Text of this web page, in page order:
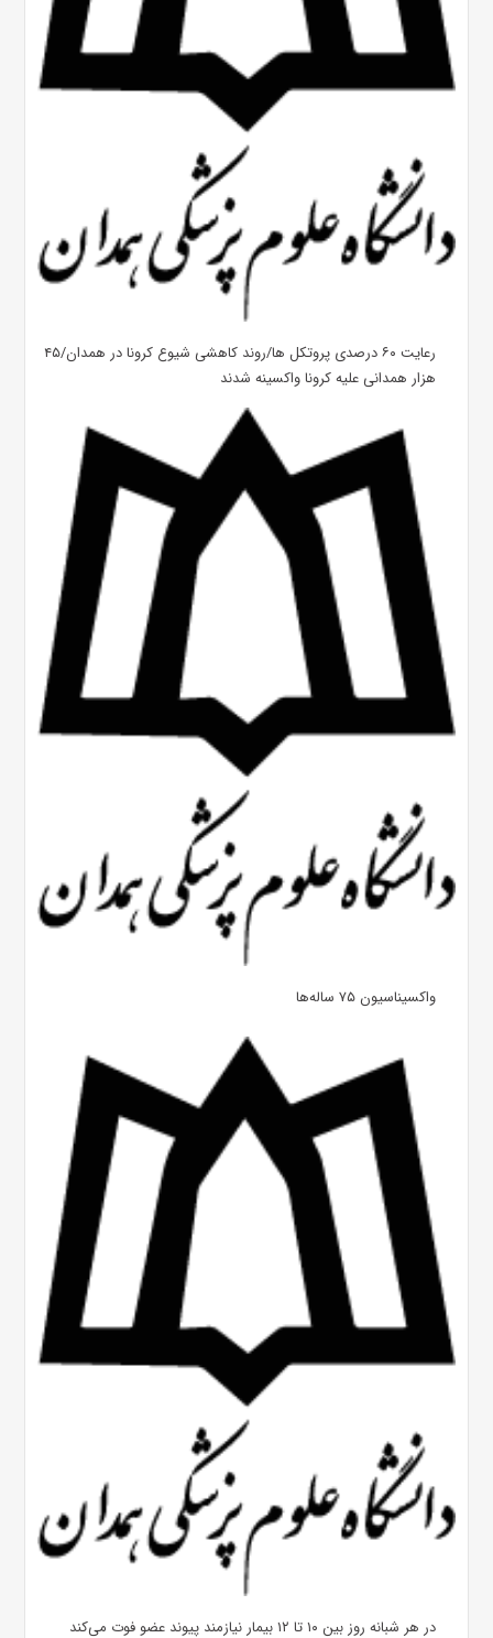
رعایت ۶۰ درصدی پروتکل ها/روند کاهشی شیوع کرونا در همدان/۴۵
هزار همدانی علیه کرونا واکسینه شدند
واکسیناسیون ۷۵ ساله‌ها
در هر شبانه روز بین ۱۰ تا ۱۲ بیمار نیازمند پیوند عضو فوت می‌کند